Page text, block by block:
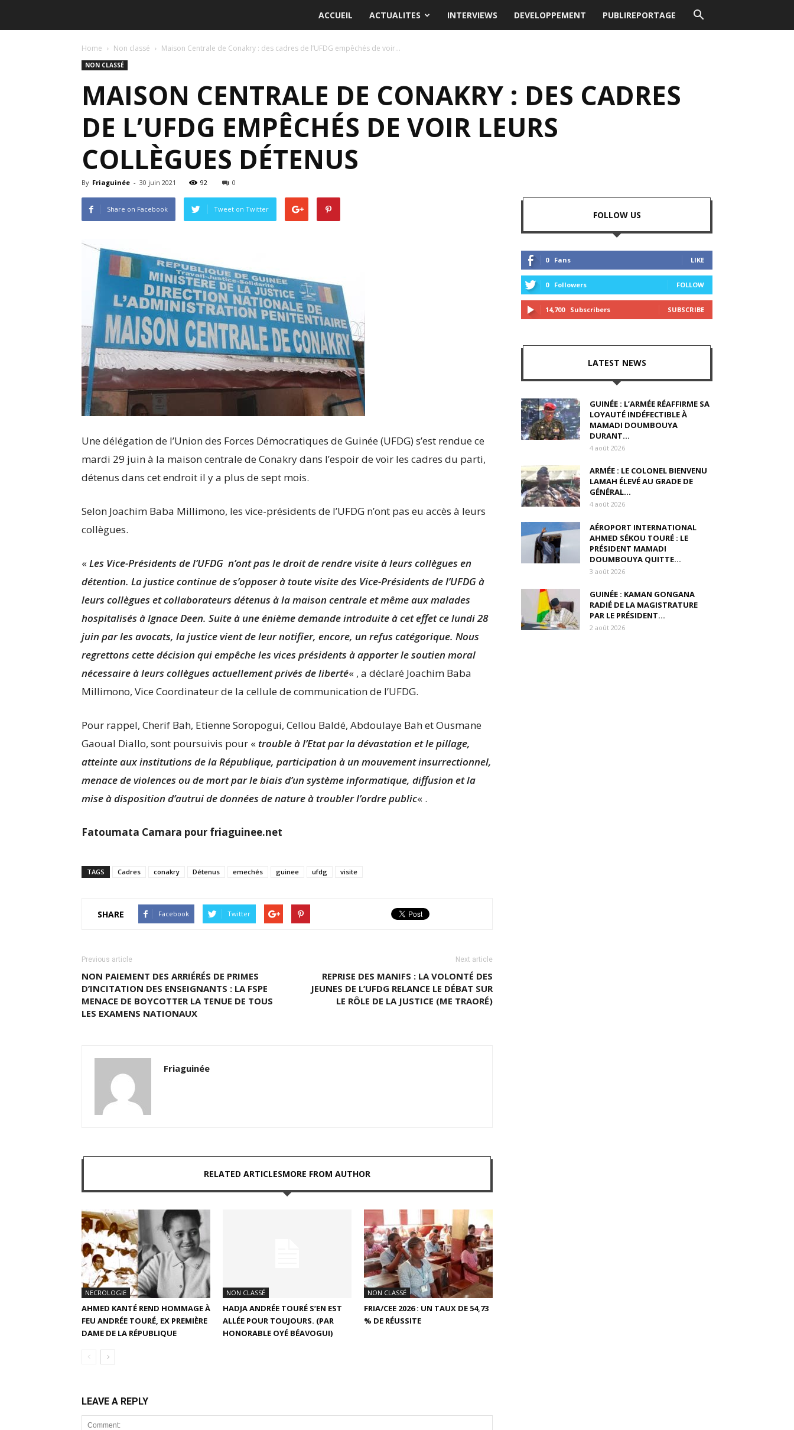
ACCUEIL ACTUALITES INTERVIEWS DEVELOPPEMENT PUBLIREPORTAGE
Home Non classé Maison Centrale de Conakry : des cadres de l’UFDG empêchés de voir...
NON CLASSÉ
MAISON CENTRALE DE CONAKRY : DES CADRES
DE L’UFDG EMPÊCHÉS DE VOIR LEURS
COLLÈGUES DÉTENUS
By Friaguinée - 30 juin 2021 92 0
Share on Facebook Tweet on Twitter
Une délégation de l’Union des Forces Démocratiques de Guinée (UFDG) s’est rendue ce
mardi 29 juin à la maison centrale de Conakry dans l’espoir de voir les cadres du parti,
détenus dans cet endroit il y a plus de sept mois.
Selon Joachim Baba Millimono, les vice-présidents de l’UFDG n’ont pas eu accès à leurs
collègues.
« Les Vice-Présidents de l’UFDG n’ont pas le droit de rendre visite à leurs collègues en
détention. La justice continue de s’opposer à toute visite des Vice-Présidents de l’UFDG à
leurs collègues et collaborateurs détenus à la maison centrale et même aux malades
hospitalisés à Ignace Deen. Suite à une énième demande introduite à cet effet ce lundi 28
juin par les avocats, la justice vient de leur notifier, encore, un refus catégorique. Nous
regrettons cette décision qui empêche les vices présidents à apporter le soutien moral
nécessaire à leurs collègues actuellement privés de liberté« , a déclaré Joachim Baba
Millimono, Vice Coordinateur de la cellule de communication de l’UFDG.
Pour rappel, Cherif Bah, Etienne Soropogui, Cellou Baldé, Abdoulaye Bah et Ousmane
Gaoual Diallo, sont poursuivis pour « trouble à l’Etat par la dévastation et le pillage,
atteinte aux institutions de la République, participation à un mouvement insurrectionnel,
menace de violences ou de mort par le biais d’un système informatique, diffusion et la
mise à disposition d’autrui de données de nature à troubler l’ordre public« .
Fatoumata Camara pour friaguinee.net
TAGS Cadres conakry Détenus emechés guinee ufdg visite
SHARE Facebook Twitter
Previous article
NON PAIEMENT DES ARRIÉRÉS DE PRIMES
D’INCITATION DES ENSEIGNANTS : LA FSPE
MENACE DE BOYCOTTER LA TENUE DE TOUS
LES EXAMENS NATIONAUX
Next article
REPRISE DES MANIFS : LA VOLONTÉ DES
JEUNES DE L’UFDG RELANCE LE DÉBAT SUR
LE RÔLE DE LA JUSTICE (ME TRAORÉ)
Friaguinée
RELATED ARTICLESMORE FROM AUTHOR
NECROLOGIE
AHMED KANTÉ REND HOMMAGE À
FEU ANDRÉE TOURÉ, EX PREMIÈRE
DAME DE LA RÉPUBLIQUE
NON CLASSÉ
HADJA ANDRÉE TOURÉ S’EN EST
ALLÉE POUR TOUJOURS. (PAR
HONORABLE OYÉ BÉAVOGUI)
NON CLASSÉ
FRIA/CEE 2026 : UN TAUX DE 54,73
% DE RÉUSSITE
LEAVE A REPLY
FOLLOW US
0 Fans LIKE
0 Followers FOLLOW
14,700 Subscribers SUBSCRIBE
LATEST NEWS
GUINÉE : L’ARMÉE RÉAFFIRME SA
LOYAUTÉ INDÉFECTIBLE À
MAMADI DOUMBOUYA
DURANT...
4 août 2026
ARMÉE : LE COLONEL BIENVENU
LAMAH ÉLEVÉ AU GRADE DE
GÉNÉRAL...
4 août 2026
AÉROPORT INTERNATIONAL
AHMED SÉKOU TOURÉ : LE
PRÉSIDENT MAMADI
DOUMBOUYA QUITTE...
3 août 2026
GUINÉE : KAMAN GONGANA
RADIÉ DE LA MAGISTRATURE
PAR LE PRÉSIDENT...
2 août 2026